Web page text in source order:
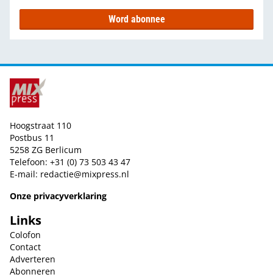
Word abonnee
Hoogstraat 110
Postbus 11
5258 ZG Berlicum
Telefoon: +31 (0) 73 503 43 47
E-mail: redactie@mixpress.nl
Onze privacyverklaring
Links
Colofon
Contact
Adverteren
Abonneren